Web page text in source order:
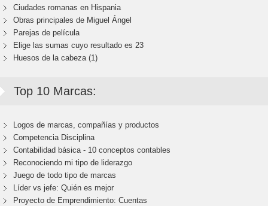
Ciudades romanas en Hispania
Obras principales de Miguel Ángel
Parejas de película
Elige las sumas cuyo resultado es 23
Huesos de la cabeza (1)
Top 10 Marcas:
Logos de marcas, compañías y productos
Competencia Disciplina
Contabilidad básica - 10 conceptos contables
Reconociendo mi tipo de liderazgo
Juego de todo tipo de marcas
Líder vs jefe: Quién es mejor
Proyecto de Emprendimiento: Cuentas